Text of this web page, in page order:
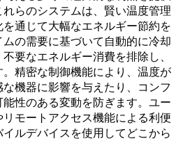
らのシステムは、賢い温度管理
通じて大幅なエネルギー節約を
の需要に基づいて自動的に冷却
要なエネルギー消費を排除し、
精密な制御機能により、温度が
機器に影響を与えたり、コンフ
性のある変動を防ぎます。ユー
モートアクセス機能による利便
ルデバイスを使用してどこから